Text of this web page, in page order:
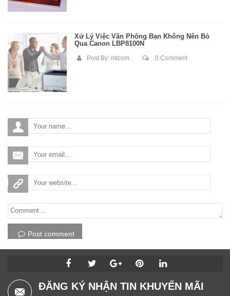
Xử Lý Việc Văn Phòng Bạn Không Nên Bỏ
Qua Canon LBP8100N
Post By: mtcom 0 Comment
Post comment
ĐĂNG KÝ NHẬN TIN KHUYẾN MÃI